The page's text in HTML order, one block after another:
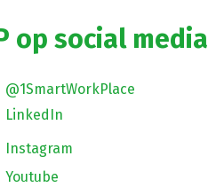
op social media
@1SmartWorkPlace
LinkedIn
Instagram
Youtube